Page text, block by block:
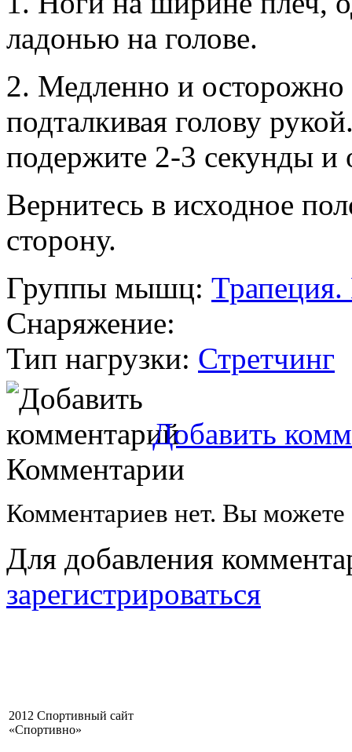
ладонью на голове.
2. Медленно и
подталкивая голову
подержите 2-3 секунды и
Вернитесь в исходное
сторону.
Группы мышц: Трапеция.
Снаряжение:
Тип нагрузки: Стретчинг
Добавить
Комментарии
Комментариев нет. Вы
Для добавления
зарегистрироваться
2012 Спортивный сайт
«Спортивно»